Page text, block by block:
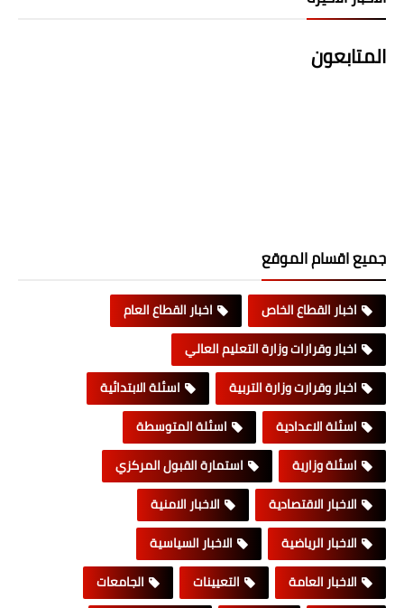
المتابعون
جميع اقسام الموقع
اخبار القطاع الخاص
اخبار القطاع العام
اخبار وقرارات وزارة التعليم العالي
اخبار وقرارت وزارة التربية
اسئلة الابتدائية
اسئلة الاعدادية
اسئلة المتوسطة
اسئلة وزارية
استمارة القبول المركزي
الاخبار الاقتصادية
الاخبار الامنية
الاخبار الرياضية
الاخبار السياسية
الاخبار العامة
التعيينات
الجامعات